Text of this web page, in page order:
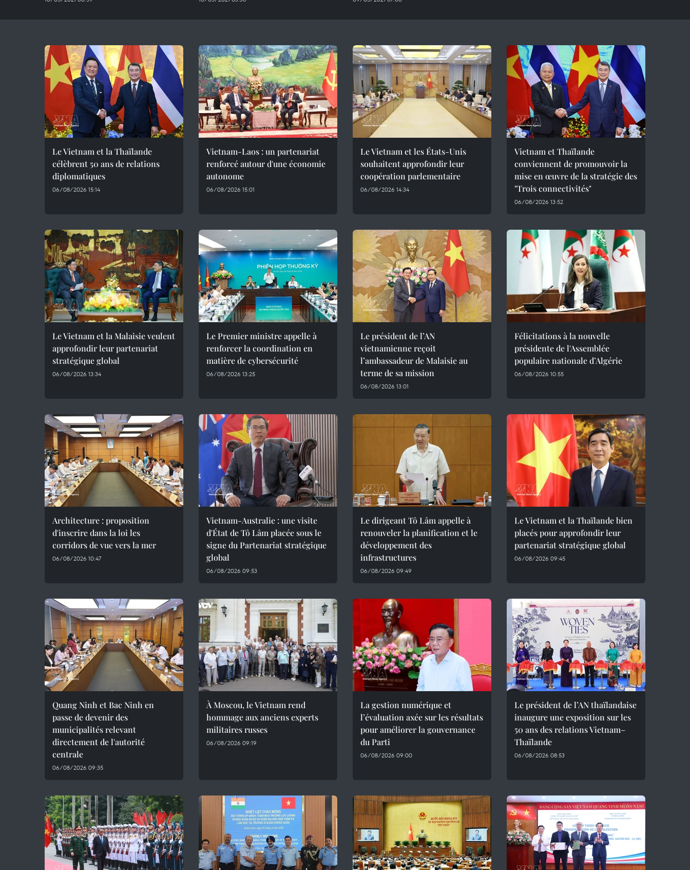
Le Vietnam et la Thaïlande
célèbrent 50 ans de relations
diplomatiques
06/08/2026 15:14
Vietnam-Laos : un partenariat
renforcé autour d'une économie
autonome
06/08/2026 15:01
Le Vietnam et les États-Unis
souhaitent approfondir leur
coopération parlementaire
06/08/2026 14:34
Vietnam et Thaïlande
conviennent de promouvoir la
mise en œuvre de la stratégie des
"Trois connectivités"
06/08/2026 13:52
Le Vietnam et la Malaisie veulent
approfondir leur partenariat
stratégique global
06/08/2026 13:34
Le Premier ministre appelle à
renforcer la coordination en
matière de cybersécurité
06/08/2026 13:25
Le président de l’AN
vietnamienne reçoit
l’ambassadeur de Malaisie au
terme de sa mission
06/08/2026 13:01
Félicitations à la nouvelle
présidente de l'Assemblée
populaire nationale d’Algérie
06/08/2026 10:55
Architecture : proposition
d'inscrire dans la loi les
corridors de vue vers la mer
06/08/2026 10:47
Vietnam-Australie : une visite
d'État de Tô Lâm placée sous le
signe du Partenariat stratégique
global
06/08/2026 09:53
Le dirigeant Tô Lâm appelle à
renouveler la planification et le
développement des
infrastructures
06/08/2026 09:49
Le Vietnam et la Thaïlande bien
placés pour approfondir leur
partenariat stratégique global
06/08/2026 09:45
Quang Ninh et Bac Ninh en
passe de devenir des
municipalités relevant
directement de l'autorité
centrale
06/08/2026 09:35
À Moscou, le Vietnam rend
hommage aux anciens experts
militaires russes
06/08/2026 09:19
La gestion numérique et
l’évaluation axée sur les résultats
pour améliorer la gouvernance
du Parti
06/08/2026 09:00
Le président de l’AN thaïlandaise
inaugure une exposition sur les
50 ans des relations Vietnam–
Thaïlande
06/08/2026 08:53